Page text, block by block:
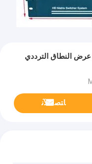
النطاق الترددي
ﺎﺘﺼﻟ ﺍﻶﻧ